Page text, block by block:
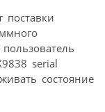
serial
состояние